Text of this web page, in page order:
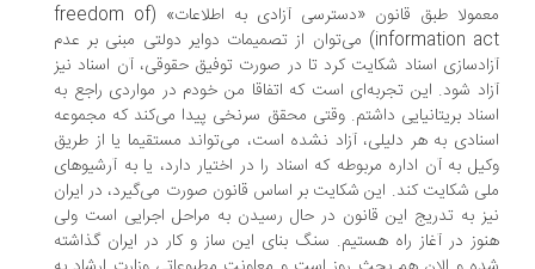
معمولا طبق قانون «دسترسی آزادی به اطلاعات» (freedom of
information act) می‌توان از تصمیمات دوایر دولتی مبنی بر عدم
اسناد شکایت کرد تا در صورت توفیق حقوقی، آن اسناد نیز
شود. این تجربه‌ای است که اتفاقا من خودم در مواردی راجع به
بریتانیایی داشتم. وقتی محقق سرنخی پیدا می‌کند که مجموعه
به هر دلیلی، آزاد نشده است، می‌تواند مستقیما یا از طریق
به آن اداره مربوطه که اسناد را در اختیار دارد، یا به آرشیوهای
شکایت کند. این شکایت بر اساس قانون صورت می‌گیرد، در ایران
به تدریج این قانون در حال رسیدن به مراحل اجرایی است ولی
در آغاز راه هستیم. سنگ بنای این ساز و کار در ایران گذاشته